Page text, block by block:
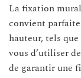
La fixation
convient
hauteur, tels
vous d’utiliser
de garantir une